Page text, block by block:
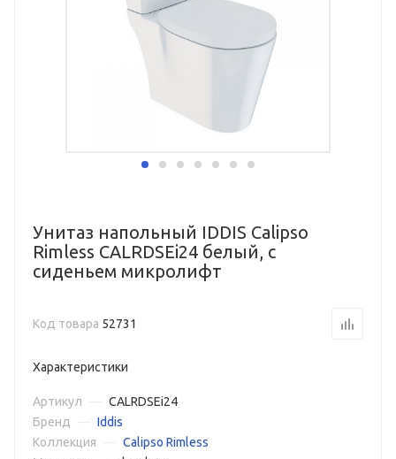
Унитаз напольный IDDIS Calipso
Rimless CALRDSEi24 белый, с
сиденьем микролифт
Код товара 52731
Характеристики
Артикул
CALRDSEi24
Бренд
Iddis
Коллекция
Calipso Rimless